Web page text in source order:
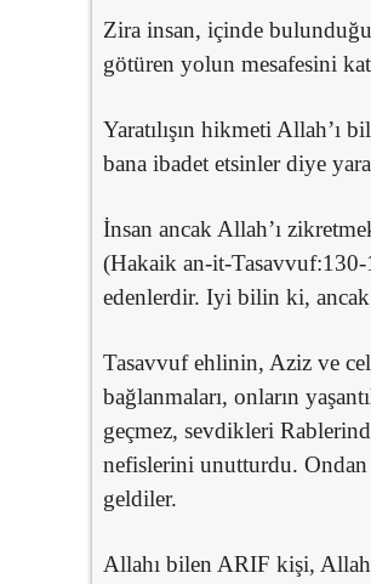
Zira insan, içinde
götüren yolun mesafesini
Yaratılışın hikmeti Allah’ı
bana ibadet etsinler diye
İnsan ancak Allah’ı
(Hakaik an-it-
edenlerdir. Iyi bilin ki, ancak
Tasavvuf ehlinin, Aziz ve
bağlanmaları, onların
geçmez, sevdikleri
nefislerini unutturdu. Ondan
geldiler.
Allahı bilen ARIF kişi,